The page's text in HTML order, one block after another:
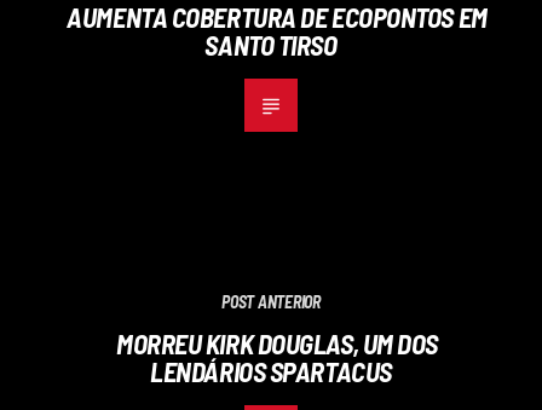
AUMENTA COBERTURA DE ECOPONTOS EM
SANTO TIRSO
POST ANTERIOR
MORREU KIRK DOUGLAS, UM DOS
LENDÁRIOS SPARTACUS